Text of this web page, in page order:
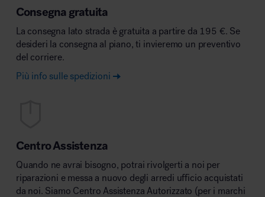
Consegna gratuita
La consegna lato strada è gratuita a partire da 195 €. Se
desideri la consegna al piano, ti invieremo un preventivo
del corriere.
Più info sulle spedizioni
Centro Assistenza
Quando ne avrai bisogno, potrai rivolgerti a noi per
riparazioni e messa a nuovo degli arredi ufficio acquistati
da noi. Siamo Centro Assistenza Autorizzato (per i marchi